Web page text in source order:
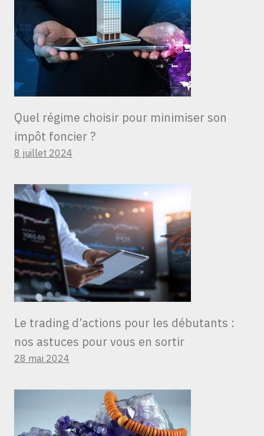
Quel régime choisir pour minimiser son
impôt foncier ?
8 juillet 2024
Le trading d’actions pour les débutants :
nos astuces pour vous en sortir
28 mai 2024